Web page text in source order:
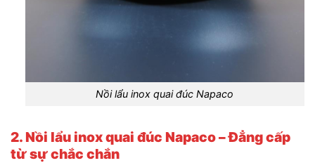
Nồi lẩu inox quai đúc Napaco
2. Nồi lẩu inox quai đúc Napaco – Đẳng cấp
từ sự chắc chắn